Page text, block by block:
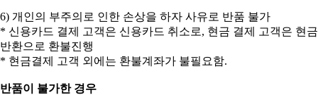
6) 개인의 부주의로 인한 손상을 하자 사유로 반품 불가
* 신용카드 결제 고객은 신용카드 취소로, 현금 결제 고객은 현금
반환으로 환불진행
* 현금결제 고객 외에는 환불계좌가 불필요함.
반품이 불가한 경우